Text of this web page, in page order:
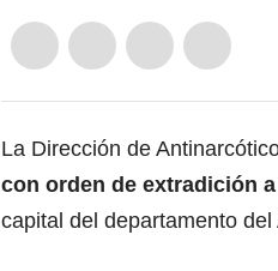
La Dirección de
con orden de extradición
capital del departamento del